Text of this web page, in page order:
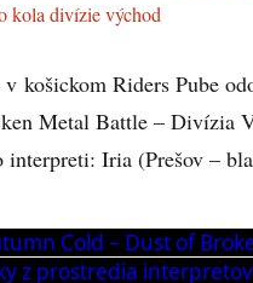
kola divízie východ
košickom Riders Pube
Metal Battle – Divízia
interpreti: Iria (Prešov –
Cold – Dust of
z prostredia